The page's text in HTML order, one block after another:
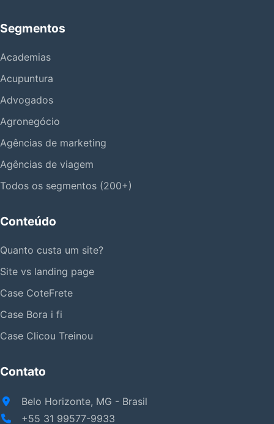
Segmentos
Academias
Acupuntura
Advogados
Agronegócio
Agências de marketing
Agências de viagem
Todos os segmentos (200+)
Conteúdo
Quanto custa um site?
Site vs landing page
Case CoteFrete
Case Bora i fi
Case Clicou Treinou
Contato
Belo Horizonte, MG - Brasil
+55 31 99577-9933